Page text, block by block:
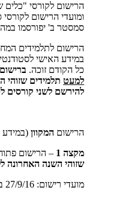
הרישום לקורסי "כלים
ומועדי הרישום
סמסטר ב' יפורסמו
הרישום לתלמידים
במידע האישי
כל הקודם זוכה.
למעט תלמידים שזוהי
להירשם לשני קורסים
הרישום המקוון
מקצה 1
– הרישום
שזוהי השנה האחרונה
מועדי רישום: 27/9/16 בשעה 11:00 עד 5/10/2016 בשעה 14:00.